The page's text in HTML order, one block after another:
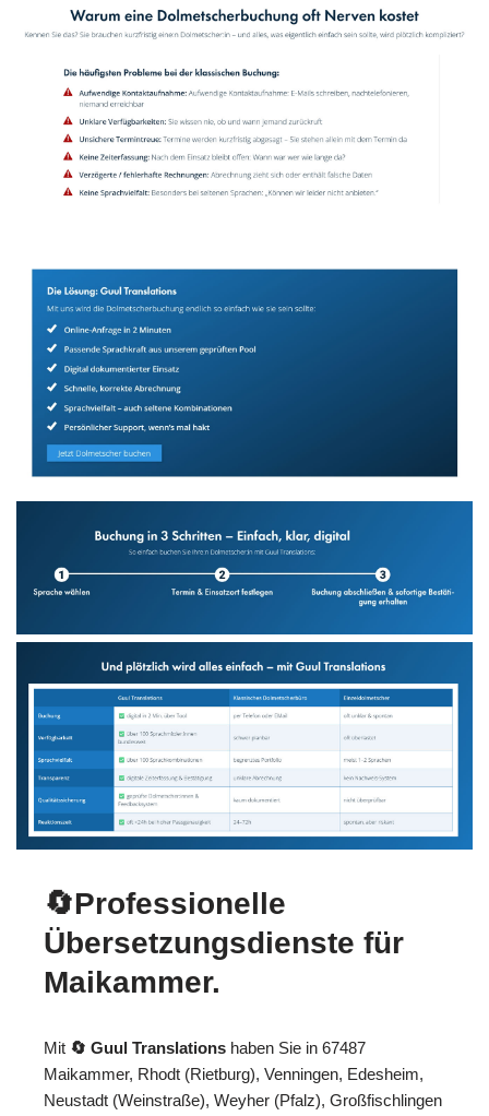
🔄Professionelle
Übersetzungsdienste für
Maikammer.
Mit 🔄 Guul Translations haben Sie in 67487
Maikammer, Rhodt (Rietburg), Venningen, Edesheim,
Neustadt (Weinstraße), Weyher (Pfalz), Großfischlingen